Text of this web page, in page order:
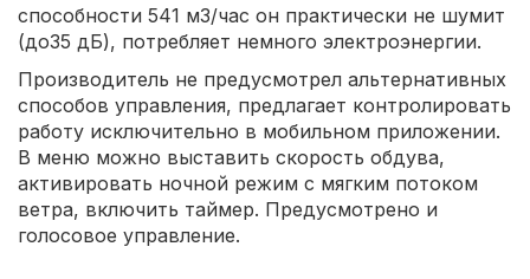
способности 541 м3/час он практически не шумит
(до35 дБ), потребляет немного электроэнергии.
Производитель не предусмотрел альтернативных
способов управления, предлагает контролировать
работу исключительно в мобильном приложении.
В меню можно выставить скорость обдува,
активировать ночной режим с мягким потоком
ветра, включить таймер. Предусмотрено и
голосовое управление.